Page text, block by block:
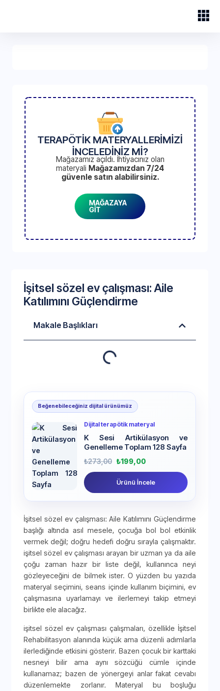
TERAPÖTİK MATERYALLERİMİZİ
İNCELEDİNİZ Mİ?
Mağazamız açıldı. İhtiyacınız olan
materyali Mağazamızdan 7/24
güvenle satın alabilirsiniz.
MAĞAZAYA
GİT
İşitsel sözel ev çalışması: Aile
Katılımını Güçlendirme
Makale Başlıkları
Beğenebileceğiniz dijital ürünümüz
Dijital terapötik materyal
K Sesi Artikülasyon ve
Genelleme Toplam 128 Sayfa
₺273,00 ₺199,00
Ürünü İncele
İşitsel sözel ev çalışması: Aile Katılımını Güçlendirme
başlığı altında asıl mesele, çocuğa bol bol etkinlik
vermek değil; doğru hedefi doğru sırayla çalışmaktır.
işitsel sözel ev çalışması arayan bir uzman ya da aile
çoğu zaman hazır bir liste değil, kullanınca neyi
gözleyeceğini de bilmek ister. O yüzden bu yazıda
materyal seçimini, seans içinde kullanım biçimini, ev
çalışmasına uyarlamayı ve ilerlemeyi takip etmeyi
birlikte ele alacağız.
işitsel sözel ev çalışması çalışmaları, özellikle İşitsel
Rehabilitasyon alanında küçük ama düzenli adımlarla
ilerlediğinde etkisini gösterir. Bazen çocuk bir karttaki
nesneyi bilir ama aynı sözcüğü cümle içinde
kullanamaz; bazen de yönergeyi anlar fakat cevabı
düzenlemekte zorlanır. Materyal bu boşluğu